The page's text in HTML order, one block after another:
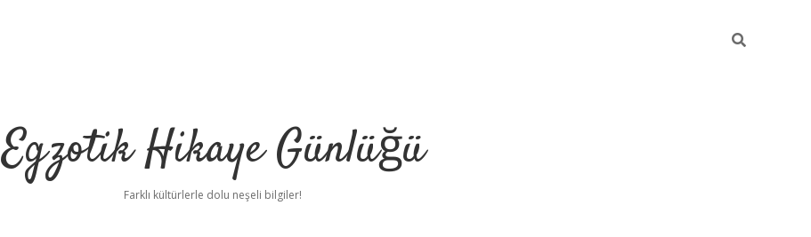
Egzotik Hikaye Günlüğü
Farklı kültürlerle dolu neşeli bilgiler!